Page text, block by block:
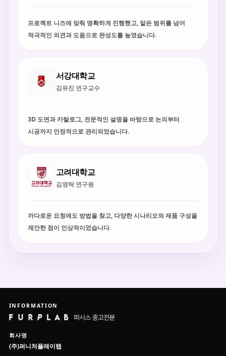
프로젝트 니즈에 맞춰 명확하게 진행했고, 맡은 범위를 넘어
적극적인 의견과 도움으로 완성도를 높였습니다.
서강대학교
김유진 연구교수
3D 도면과 카탈로그, 전문적인 설명을 바탕으로 논의부터
시공까지 안정적으로 관리되었습니다.
고려대학교
김영탁 연구원
까다로운 요청에도 방법을 찾고, 다양한 시나리오와 제품 구성을
제안한 점이 인상적이었습니다.
INFORMATION
회사명
(주)퍼니처플레이랩